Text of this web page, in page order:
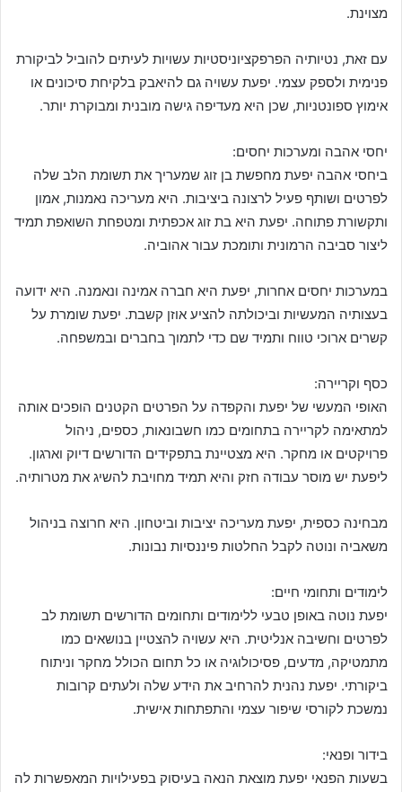
מצוינת.
עם זאת, נטיותיה הפרפקציוניסטיות עשויות לעיתים להוביל לביקורת
פנימית ולספק עצמי. יפעת עשויה גם להיאבק בלקיחת סיכונים או
אימוץ ספונטניות, שכן היא מעדיפה גישה מובנית ומבוקרת יותר.
יחסי אהבה ומערכות יחסים:
ביחסי אהבה יפעת מחפשת בן זוג שמעריך את תשומת הלב שלה
לפרטים ושותף פעיל לרצונה ביציבות. היא מעריכה נאמנות, אמון
ותקשורת פתוחה. יפעת היא בת זוג אכפתית ומטפחת השואפת תמיד
ליצור סביבה הרמונית ותומכת עבור אהוביה.
במערכות יחסים אחרות, יפעת היא חברה אמינה ונאמנה. היא ידועה
בעצותיה המעשיות וביכולתה להציע אוזן קשבת. יפעת שומרת על
קשרים ארוכי טווח ותמיד שם כדי לתמוך בחברים ובמשפחה.
כסף וקריירה:
האופי המעשי של יפעת והקפדה על הפרטים הקטנים הופכים אותה
למתאימה לקריירה בתחומים כמו חשבונאות, כספים, ניהול
פרויקטים או מחקר. היא מצטיינת בתפקידים הדורשים דיוק וארגון.
ליפעת יש מוסר עבודה חזק והיא תמיד מחויבת להשיג את מטרותיה.
מבחינה כספית, יפעת מעריכה יציבות וביטחון. היא חרוצה בניהול
משאביה ונוטה לקבל החלטות פיננסיות נבונות.
לימודים ותחומי חיים:
יפעת נוטה באופן טבעי ללימודים ותחומים הדורשים תשומת לב
לפרטים וחשיבה אנליטית. היא עשויה להצטיין בנושאים כמו
מתמטיקה, מדעים, פסיכולוגיה או כל תחום הכולל מחקר וניתוח
ביקורתי. יפעת נהנית להרחיב את הידע שלה ולעתים קרובות
נמשכת לקורסי שיפור עצמי והתפתחות אישית.
בידור ופנאי:
בשעות הפנאי יפעת מוצאת הנאה בעיסוק בפעילויות המאפשרות לה